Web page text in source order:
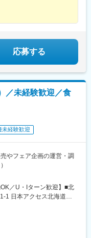
応募する
／未経験歓迎／食
未経験歓迎
やフェア企画の運営・調
／U・Iターン歓迎】■北
1 日本アクセス北海道
鉄東豊線「環状通東」駅
」より車で7分※受動喫煙